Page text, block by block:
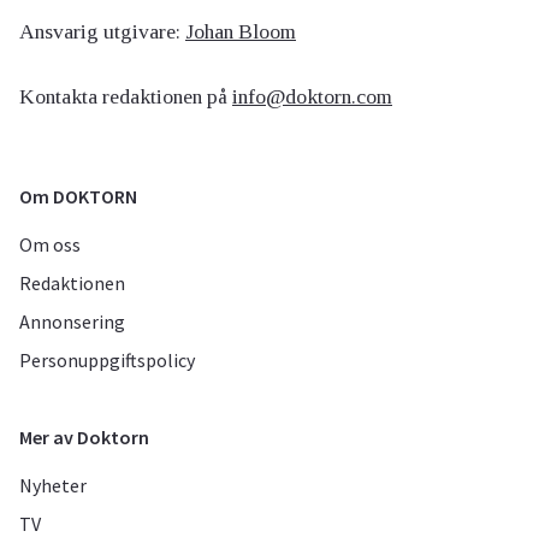
Ansvarig utgivare: Johan Bloom
Kontakta redaktionen på info@doktorn.com
Om DOKTORN
Om oss
Redaktionen
Annonsering
Personuppgiftspolicy
Mer av Doktorn
Nyheter
TV